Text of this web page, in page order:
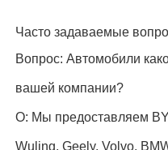
Часто задаваемые
Вопрос: Автомобили
вашей компании?
О: Мы предоставляем
Wuling, Geely, Volvo,